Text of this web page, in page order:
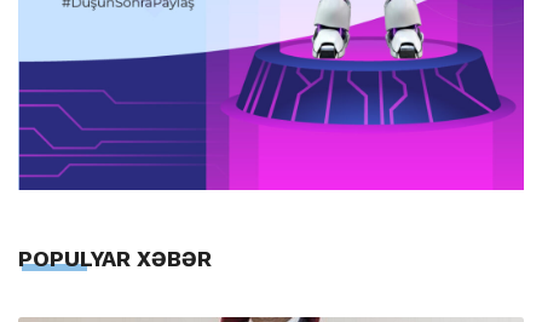
POPULYAR XƏBƏR